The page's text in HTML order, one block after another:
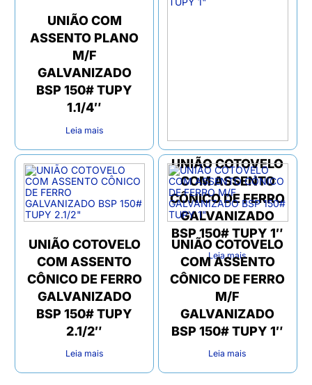
UNIÃO COM
ASSENTO PLANO
M/F
GALVANIZADO
BSP 150# TUPY
1.1/4″
Leia mais
UNIÃO COTOVELO
COM ASSENTO
CÔNICO DE FERRO
GALVANIZADO
BSP 150# TUPY 1″
Leia mais
UNIÃO COTOVELO
COM ASSENTO
CÔNICO DE FERRO
GALVANIZADO
BSP 150# TUPY
2.1/2″
Leia mais
UNIÃO COTOVELO
COM ASSENTO
CÔNICO DE FERRO
M/F
GALVANIZADO
BSP 150# TUPY 1″
Leia mais